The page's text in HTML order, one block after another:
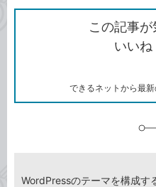
で
シ
ェ
ア
この記事
いいね
できるネットから最新